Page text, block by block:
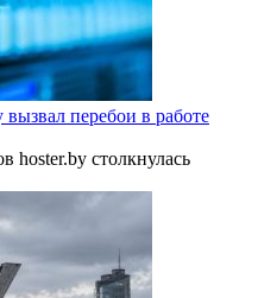
перебои в работе
hoster.by столкнулась